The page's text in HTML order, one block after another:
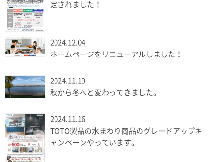
定されました！
2024.12.04
ホームページをリニューアルしました！
2024.11.19
秋から冬へと変わってきました。
2024.11.16
TOTO製品の水まわり商品のグレードアップキ
ャンペーンやっています。